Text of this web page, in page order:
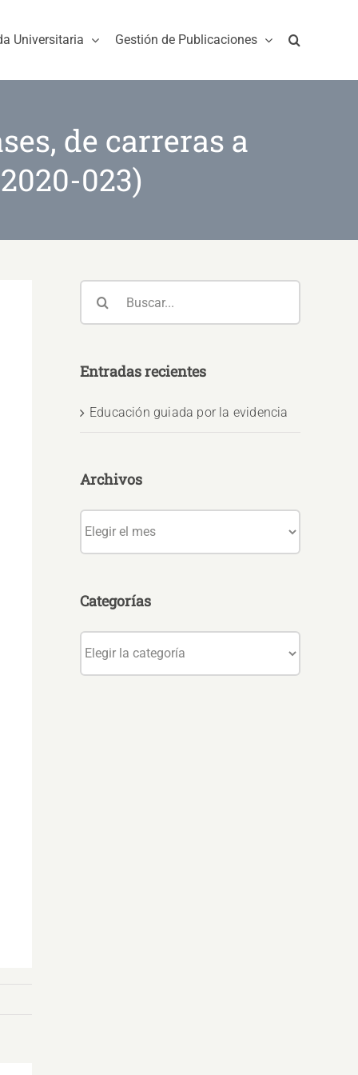
Universitaria Gestión de Publicaciones
de carreras a
023)
Entradas recientes
Educación guiada por la evidencia
Archivos
Categorías